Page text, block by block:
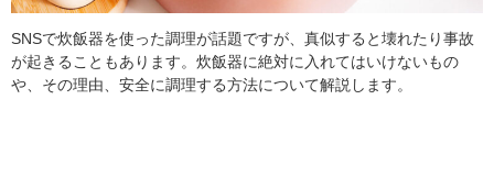
SNSで炊飯器を使った調理が話題ですが、真似すると壊れたり事故
が起きることもあります。炊飯器に絶対に入れてはいけないもの
や、その理由、安全に調理する方法について解説します。